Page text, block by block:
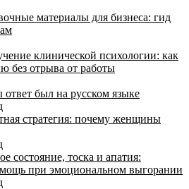
материалы для бизнеса: гид
клинической психологии: как
без отрыва от работы
был на русском языке
стратегия: почему женщины
состояние, тоска и апатия:
при эмоциональном выгорании